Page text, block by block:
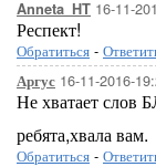
Anneta_HT 16-11-
Респект!
Обратиться -
Аргус 16-11-2016-
Не хватает
ребята,хвала вам.
Обратиться -